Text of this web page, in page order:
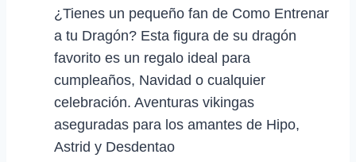
¿Tienes un pequeño fan de Como Entrenar
a tu Dragón? Esta figura de su dragón
favorito es un regalo ideal para
cumpleaños, Navidad o cualquier
celebración. Aventuras vikingas
aseguradas para los amantes de Hipo,
Astrid y Desdentao